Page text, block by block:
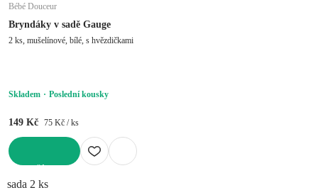
Bébé Douceur
Bryndáky v sadě Gauge
2 ks, mušelínové, bílé, s hvězdičkami
Skladem Poslední kousky
149 Kč 75 Kč / ks
sada 2 ks